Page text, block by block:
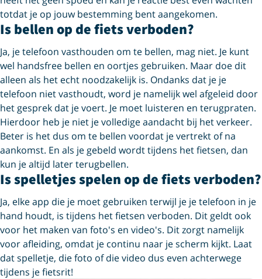
totdat je op jouw bestemming bent aangekomen.
Is bellen op de fiets verboden?
Ja, je telefoon vasthouden om te bellen, mag niet. Je kunt
wel handsfree bellen en oortjes gebruiken. Maar doe dit
alleen als het echt noodzakelijk is. Ondanks dat je je
telefoon niet vasthoudt, word je namelijk wel afgeleid door
het gesprek dat je voert. Je moet luisteren en terugpraten.
Hierdoor heb je niet je volledige aandacht bij het verkeer.
Beter is het dus om te bellen voordat je vertrekt of na
aankomst. En als je gebeld wordt tijdens het fietsen, dan
kun je altijd later terugbellen.
Is spelletjes spelen op de fiets verboden?
Ja, elke app die je moet gebruiken terwijl je je telefoon in je
hand houdt, is tijdens het fietsen verboden. Dit geldt ook
voor het maken van foto's en video's. Dit zorgt namelijk
voor afleiding, omdat je continu naar je scherm kijkt. Laat
dat spelletje, die foto of die video dus even achterwege
tijdens je fietsrit!